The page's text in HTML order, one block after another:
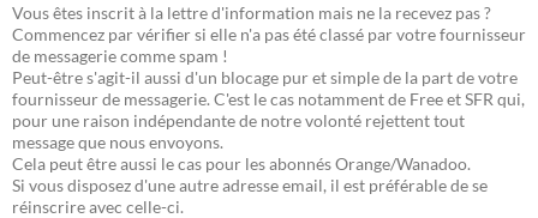
Vous êtes inscrit à la lettre d'information mais ne la recevez pas ?
Commencez par vérifier si elle n'a pas été classé par votre fournisseur
de messagerie comme spam !
Peut-être s'agit-il aussi d'un blocage pur et simple de la part de votre
fournisseur de messagerie. C'est le cas notamment de Free et SFR qui,
pour une raison indépendante de notre volonté rejettent tout
message que nous envoyons.
Cela peut être aussi le cas pour les abonnés Orange/Wanadoo.
Si vous disposez d'une autre adresse email, il est préférable de se
réinscrire avec celle-ci.